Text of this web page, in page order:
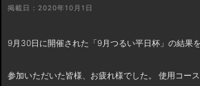
掲載日：2020年10月1日
9月30日に開催された「9月つるい平日杯」の結果
参加いただいた皆様、お疲れ様でした。 使用コー